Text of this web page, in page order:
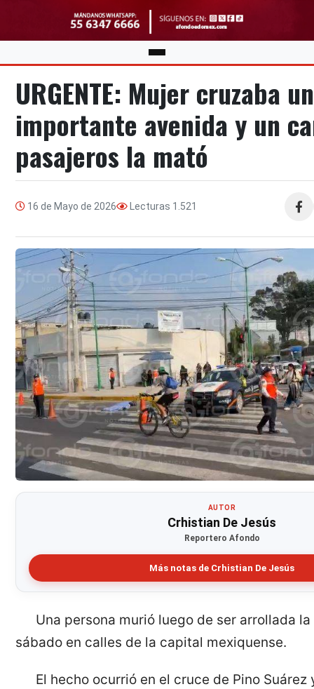
URGENTE: Mujer cruzaba
importante avenida y un
pasajeros la mató
16 de Mayo de 2026 Lecturas 1.521
AUTOR
Crhistian De Jesús
Reportero Afondo
Más notas de Crhistian De Jesús
Una persona murió luego de ser arrollada
sábado en calles de la capital mexiquense.
El hecho ocurrió en el cruce de Pino Suárez